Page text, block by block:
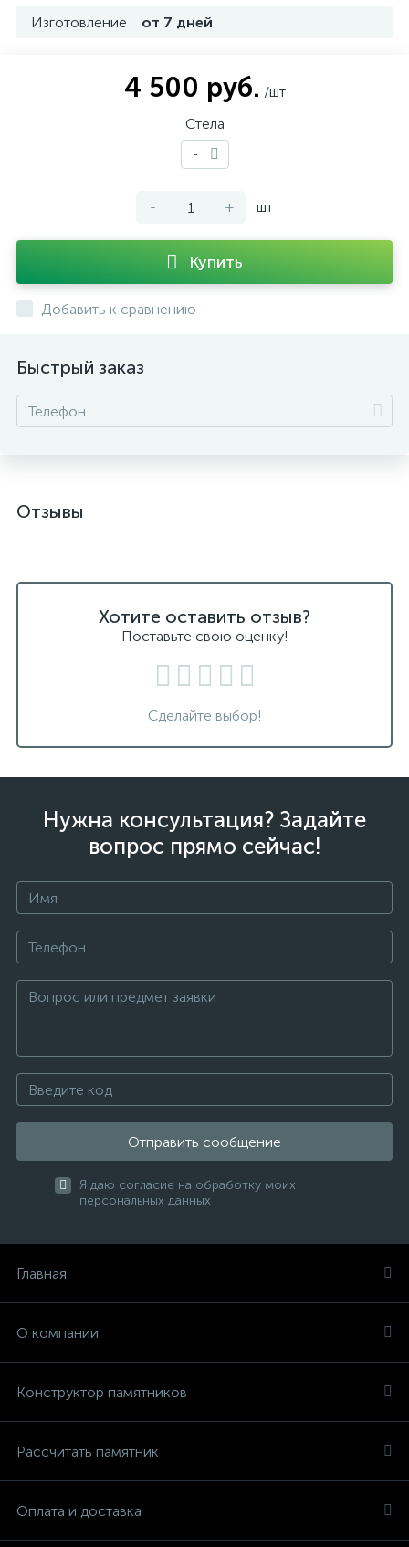
Изготовление
от 7 дней
4 500 руб. /шт
Стела
-
- + шт
Купить
Добавить к сравнению
Быстрый заказ
Отзывы
Хотите оставить отзыв?
Поставьте свою оценку!
Сделайте выбор!
Нужна консультация? Задайте
вопрос прямо сейчас!
Отправить сообщение
Я даю согласие на обработку моих
персональных данных
Главная
О компании
Конструктор памятников
Рассчитать памятник
Оплата и доставка